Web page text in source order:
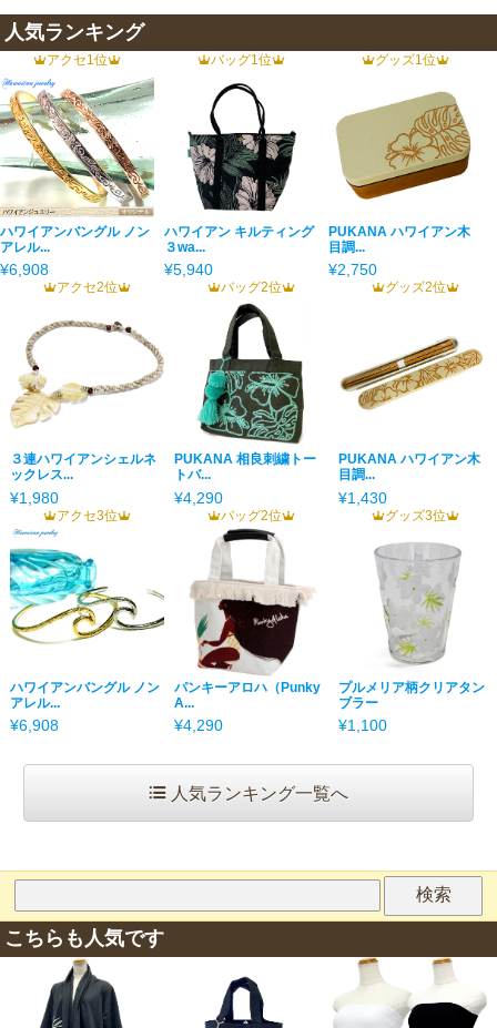
人気ランキング
アクセ1位
ハワイアンバングル ノン
アレル...
¥6,908
バッグ1位
ハワイアン キルティング
３wa...
¥5,940
グッズ1位
PUKANA ハワイアン木
目調...
¥2,750
アクセ2位
３連ハワイアンシェルネ
ックレス...
¥1,980
バッグ2位
PUKANA 相良刺繍トー
トバ...
¥4,290
グッズ2位
PUKANA ハワイアン木
目調...
¥1,430
アクセ3位
ハワイアンバングル ノン
アレル...
¥6,908
バッグ2位
パンキーアロハ（Punky
A...
¥4,290
グッズ3位
プルメリア柄クリアタン
ブラー
¥1,100
人気ランキング一覧へ
こちらも人気です